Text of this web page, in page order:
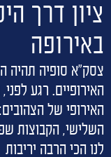
חדשות
באירופה
האירופיים. רגע
האירופי של
השלישי, הקבוצות
לנו הכי הרבה יריבות